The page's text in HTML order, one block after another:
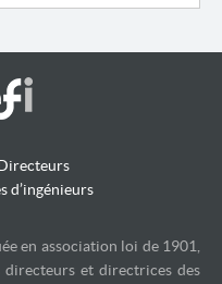
d’ingénieurs
en association loi de 1901,
directeurs et directrices des